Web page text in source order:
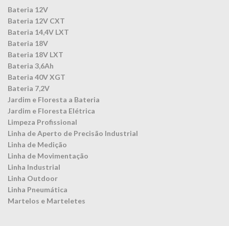
Bateria 12V
Bateria 12V CXT
Bateria 14,4V LXT
Bateria 18V
Bateria 18V LXT
Bateria 3,6Ah
Bateria 40V XGT
Bateria 7,2V
Jardim e Floresta a Bateria
Jardim e Floresta Elétrica
Limpeza Profissional
Linha de Aperto de Precisão Industrial
Linha de Medição
Linha de Movimentação
Linha Industrial
Linha Outdoor
Linha Pneumática
Martelos e Marteletes